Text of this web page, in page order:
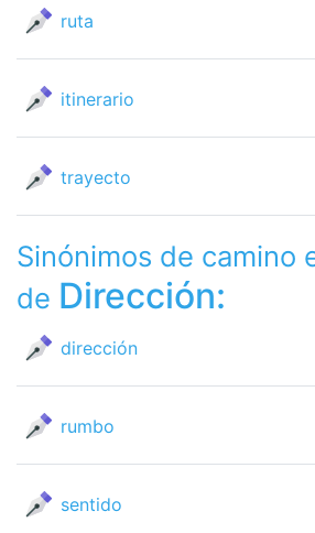
ruta
itinerario
trayecto
Sinónimos de camino
de Dirección:
dirección
rumbo
sentido